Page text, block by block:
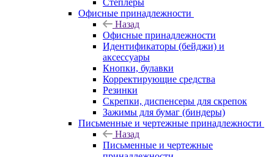
Степлеры
Офисные принадлежности
Назад
Офисные принадлежности
Идентификаторы (бейджи) и
аксессуары
Кнопки, булавки
Корректирующие средства
Резинки
Скрепки, диспенсеры для скрепок
Зажимы для бумаг (биндеры)
Письменные и чертежные принадлежности
Назад
Письменные и чертежные